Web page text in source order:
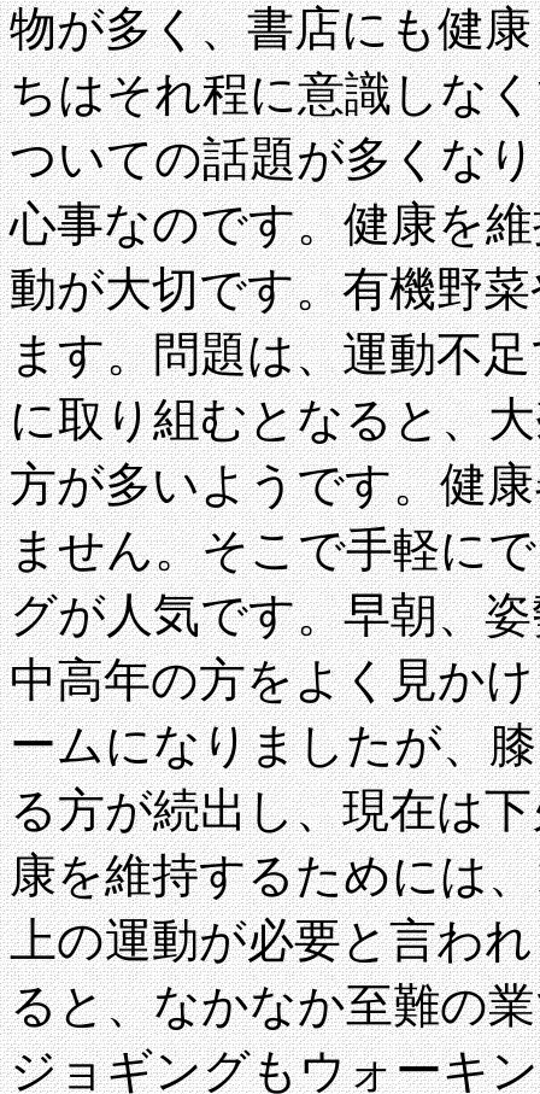
物が多く、書店にも健
ちはそれ程に意識しな
ついての話題が多くな
心事なのです。健康を
動が大切です。有機野
ます。問題は、運動不
に取り組むとなると、
方が多いようです。健
ません。そこで手軽に
グが人気です。早朝、
中高年の方をよく見か
ームになりましたが、
る方が続出し、現在は
康を維持するためには
上の運動が必要と言わ
ると、なかなか至難の
ジョギングもウォーキ